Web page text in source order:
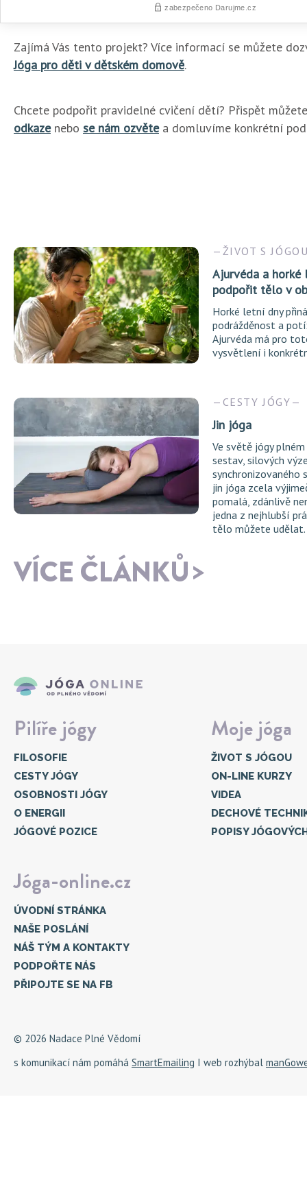
Zajímá Vás tento projekt? Více informací se můžete
Jóga pro děti v dětském domově.
Chcete podpořit pravidelné cvičení dětí? Přispět
odkazenebo se nám ozvětea domluvíme konkrétní
ŽIVOT S
Ajurvéda a horké
podpořit tělo v
Horké letní dny
podrážděnost a
Ajurvéda má pro
vysvětlení i
CESTY JÓGY
Jin jóga
Ve světě jógy plném
sestav, silových
synchronizovaného
jin jóga zcela
pomalá, zdánlivě
jedna z nejhlubší
tělo můžete udělat.
VÍCE ČLÁNKŮ
Pilíře jógy
FILOSOFIE
CESTY JÓGY
OSOBNOSTI JÓGY
O ENERGII
JÓGOVÉ POZICE
Moje jóga
ŽIVOT S JÓGOU
ON-LINE KURZY
VIDEA
DECHOVÉ
POPISY
Jóga-online.cz
ÚVODNÍ STRÁNKA
NAŠE POSLÁNÍ
NÁŠ TÝM A KONTAKTY
PODPOŘTE NÁS
PŘIPOJTE SE NA FB
© 2026 Nadace Plné Vědomí
s komunikací nám pomáhá SmartEmailing I web rozhýbal